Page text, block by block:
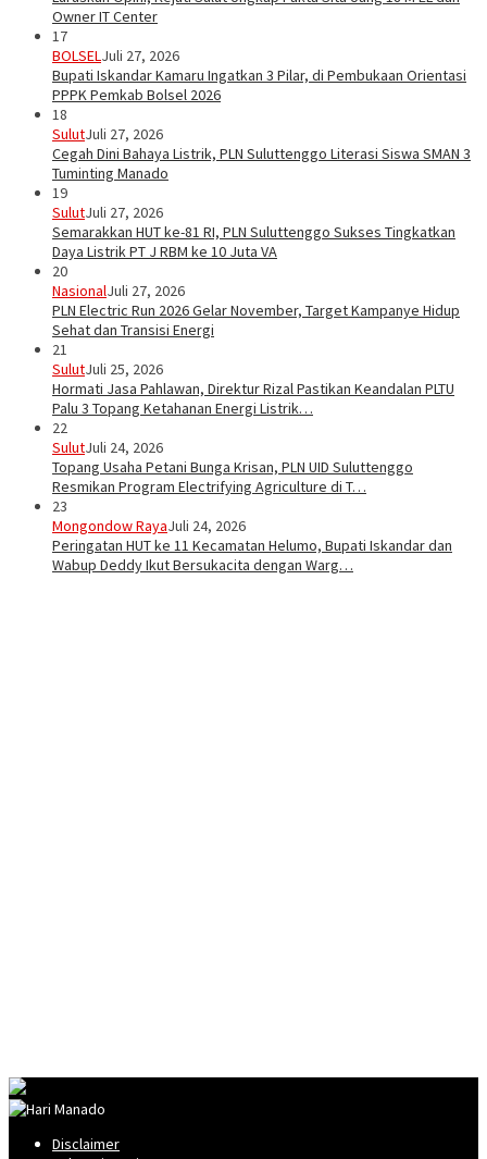
Owner IT Center
17
BOLSELJuli 27, 2026
Bupati Iskandar Kamaru Ingatkan 3 Pilar, di Pembukaan Orientasi
PPPK Pemkab Bolsel 2026
18
SulutJuli 27, 2026
Cegah Dini Bahaya Listrik, PLN Suluttenggo Literasi Siswa SMAN 3
Tuminting Manado
19
SulutJuli 27, 2026
Semarakkan HUT ke-81 RI, PLN Suluttenggo Sukses Tingkatkan
Daya Listrik PT J RBM ke 10 Juta VA
20
NasionalJuli 27, 2026
PLN Electric Run 2026 Gelar November, Target Kampanye Hidup
Sehat dan Transisi Energi
21
SulutJuli 25, 2026
Hormati Jasa Pahlawan, Direktur Rizal Pastikan Keandalan PLTU
Palu 3 Topang Ketahanan Energi Listrik…
22
SulutJuli 24, 2026
Topang Usaha Petani Bunga Krisan, PLN UID Suluttenggo
Resmikan Program Electrifying Agriculture di T…
23
Mongondow RayaJuli 24, 2026
Peringatan HUT ke 11 Kecamatan Helumo, Bupati Iskandar dan
Wabup Deddy Ikut Bersukacita dengan Warg…
Disclaimer